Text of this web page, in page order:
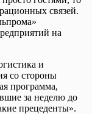
связей.
на
и
со стороны
программа,
за неделю до
прецеденты».